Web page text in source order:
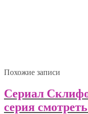
Похожие записи
Сериал
серия